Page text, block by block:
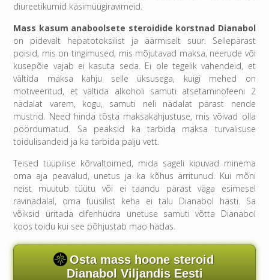
diureetikumid käsimüügiravimeid.
Mass kasum anaboolsete steroidide korstnad Dianabol
on pidevalt hepatotoksilist ja äärmiselt suur. Sellepärast
poisid, mis on tingimused, mis mõjutavad maksa, neerude või
kusepõie vajab ei kasuta seda. Ei ole tegelik vahendeid, et
vältida maksa kahju selle üksusega, kuigi mehed on
motiveeritud, et vältida alkoholi samuti atsetaminofeeni 2
nädalat varem, kogu, samuti neli nädalat pärast nende
mustrid. Need hinda tõsta maksakahjustuse, mis võivad olla
pöördumatud. Sa peaksid ka tarbida maksa turvalisuse
toidulisandeid ja ka tarbida palju vett.
Teised tüüpilise kõrvaltoimed, mida sageli kipuvad minema
oma aja peavalud, unetus ja ka kõhus ärritunud. Kui mõni
neist muutub tüütu või ei taandu pärast väga esimesel
ravinädalal, oma füüsilist keha ei talu Dianabol hästi. Sa
võiksid üritada difenhüdra unetuse samuti võtta Dianabol
koos toidu kui see põhjustab mao hädas.
Osta mass hoone steroid
Dianabol Viljandis Eesti